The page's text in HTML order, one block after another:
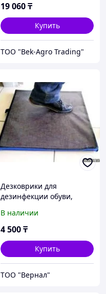
19 060₸
Купить
ТОО "Bek-Agro Trading"
Дезковрики для
дезинфекции обуви,
В наличии
4 500₸
Купить
ТОО "Вернал"